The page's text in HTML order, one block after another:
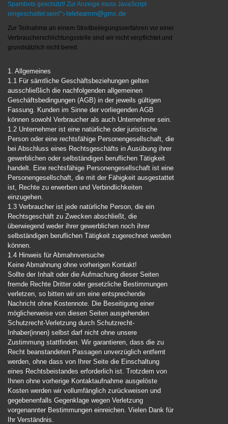
Spambots geschützt! Zur Anzeige muss JavaScript
eingeschaltet sein!">teleteamm@gmx.de
Zur Teilnahme an einem Streitbeilegungsverfahren vor einer
Verbraucherschlichtungsstelle sind wir nicht verpflichtet und
grundsätzlich nicht bereit.
1. Allgemeines
1.1 Für sämtliche Geschäftsbeziehungen gelten
ausschließlich die nachfolgenden allgemeinen
Geschäftsbedingungen (AGB) in der jeweils gültigen
Fassung. Kunden im Sinne der vorliegenden AGB
können sowohl Verbraucher als auch Unternehmer sein.
1.2 Unternehmer ist eine natürliche oder juristische
Person oder eine rechtsfähige Personengesellschaft, die
bei Abschluss eines Rechtsgeschäfts in Ausübung ihrer
gewerblichen oder selbständigen beruflichen Tätigkeit
handelt. Eine rechtsfähige Personengesellschaft ist eine
Personengesellschaft, die mit der Fähigkeit ausgestattet
ist, Rechte zu erwerben und Verbindlichkeiten
einzugehen.
1.3 Verbraucher ist jede natürliche Person, die ein
Rechtsgeschäft zu Zwecken abschließt, die
überwiegend weder ihrer gewerblichen noch ihrer
selbständigen beruflichen Tätigkeit zugerechnet werden
können.
1.4 Hinweis für Abmahnversuche
Keine Abmahnung ohne vorherigen Kontakt!
Sollte der Inhalt oder die Aufmachung dieser Seiten
fremde Rechte Dritter oder gesetzliche Bestimmungen
verletzen, so bitten wir um eine entsprechende
Nachricht ohne Kostennote. Die Beseitigung einer
möglicherweise von diesen Seiten ausgehenden
Schutzrecht-Verletzung durch Schutzrecht-
Inhaber(innen) selbst darf nicht ohne unsere
Zustimmung stattfinden. Wir garantieren, dass die zu
Recht beanstandeten Passagen unverzüglich entfernt
werden, ohne dass von Ihrer Seite die Einschaltung
eines Rechtsbeistandes erforderlich ist. Trotzdem von
Ihnen ohne vorherige Kontaktaufnahme ausgelöste
Kosten werden wir vollumfänglich zurückweisen und
gegebenenfalls Gegenklage wegen Verletzung
vorgenannter Bestimmungen einreichen. Vielen Dank für
Ihr Verständnis.